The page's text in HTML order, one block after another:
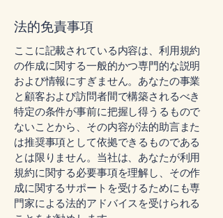
法的免責事項
ここに記載されている内容は、利用規約
の作成に関する一般的かつ専門的な説明
および情報にすぎません。あなたの事業
と顧客および訪問者間で構築されるべき
特定の条件が事前に把握し得うるもので
ないことから、その内容が法的助言また
は推奨事項として依拠できるものである
とは限りません。当社は、あなたが利用
規約に関する必要事項を理解し、その作
成に関するサポートを受けるためにも専
門家による法的アドバイスを受けられる